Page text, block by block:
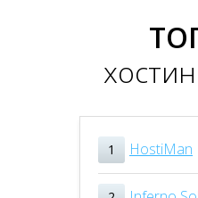
1 HostiMan